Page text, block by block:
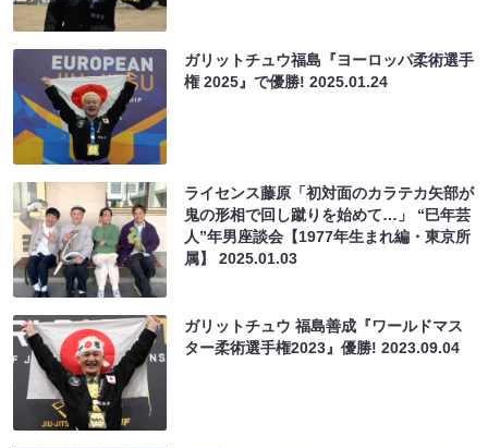
ガリットチュウ福島『ヨーロッパ柔術選手
権 2025』で優勝!2025.01.24
ライセンス藤原「初対面のカラテカ矢部が
鬼の形相で回し蹴りを始めて…」 “巳年芸
人”年男座談会【1977年生まれ編・東京所
属】2025.01.03
ガリットチュウ 福島善成『ワールドマス
ター柔術選⼿権2023』優勝!2023.09.04